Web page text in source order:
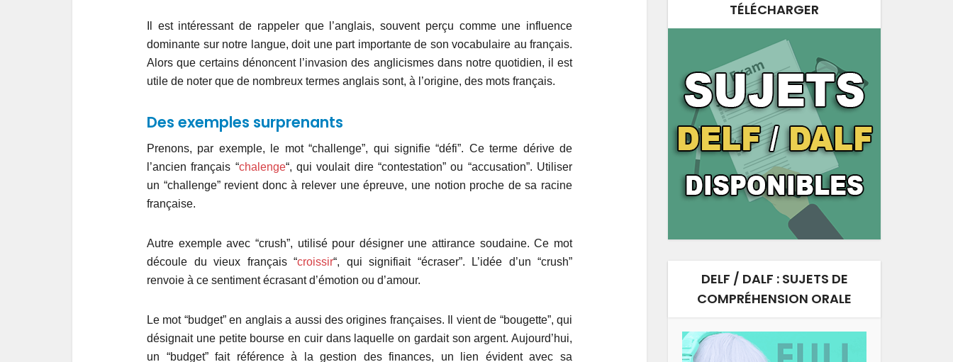
Il est intéressant de rappeler que l’anglais, souvent perçu comme une influence
dominante sur notre langue, doit une part importante de son vocabulaire au français.
Alors que certains dénoncent l’invasion des anglicismes dans notre quotidien, il est
utile de noter que de nombreux termes anglais sont, à l’origine, des mots français.
Des exemples surprenants
Prenons, par exemple, le mot “challenge”, qui signifie “défi”. Ce terme dérive de
l’ancien français “chalenge“, qui voulait dire “contestation” ou “accusation”. Utiliser
un “challenge” revient donc à relever une épreuve, une notion proche de sa racine
française.
Autre exemple avec “crush”, utilisé pour désigner une attirance soudaine. Ce mot
découle du vieux français “croissir“, qui signifiait “écraser”. L’idée d’un “crush”
renvoie à ce sentiment écrasant d’émotion ou d’amour.
Le mot “budget” en anglais a aussi des origines françaises. Il vient de “bougette”, qui
désignait une petite bourse en cuir dans laquelle on gardait son argent. Aujourd’hui,
un “budget” fait référence à la gestion des finances, un lien évident avec sa
TÉLÉCHARGER
DELF / DALF : SUJETS DE
COMPRÉHENSION ORALE